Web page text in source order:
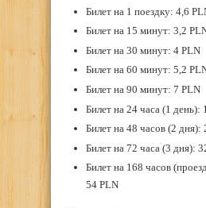
Билет на 1 поездку: 4,6
Билет на 15 минут: 3,2
Билет на 30 минут: 4 PLN
Билет на 60 минут: 5,2
Билет на 90 минут: 7 PLN
Билет на 24 часа (1 день):
Билет на 48 часов (2 дня):
Билет на 72 часа (3 дня):
Билет на 168 часов
54 PLN